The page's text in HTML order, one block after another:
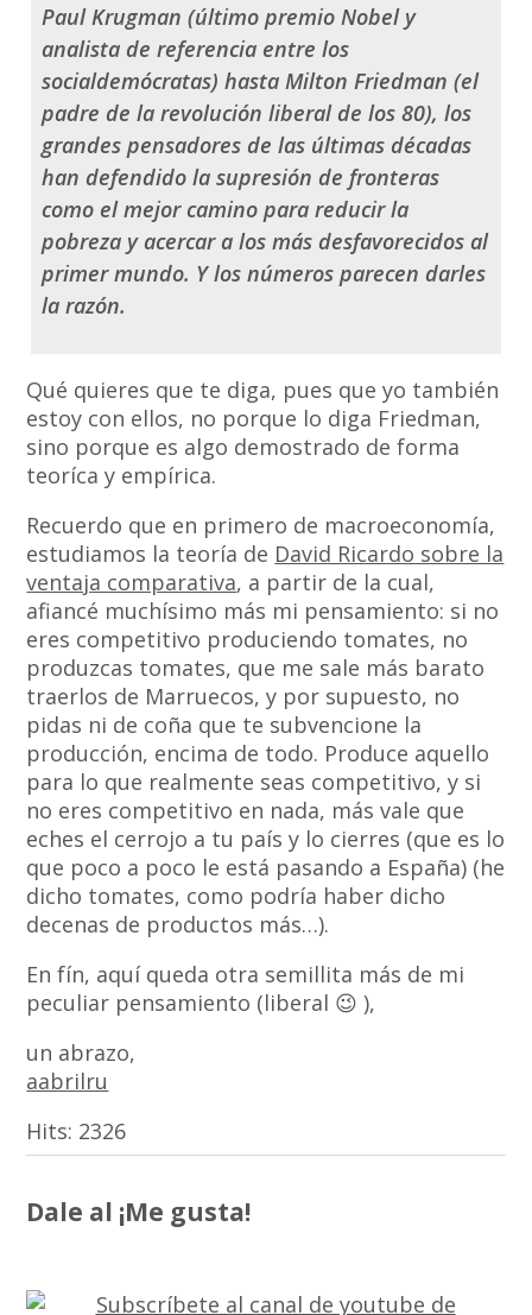
Paul Krugman (último premio Nobel y
analista de referencia entre los
socialdemócratas) hasta Milton Friedman (el
padre de la revolución liberal de los 80), los
grandes pensadores de las últimas décadas
han defendido la supresión de fronteras
como el mejor camino para reducir la
pobreza y acercar a los más desfavorecidos al
primer mundo. Y los números parecen darles
la razón.
Qué quieres que te diga, pues que yo también
estoy con ellos, no porque lo diga Friedman,
sino porque es algo demostrado de forma
teoríca y empírica.
Recuerdo que en primero de macroeconomía,
estudiamos la teoría de David Ricardo sobre la
ventaja comparativa, a partir de la cual,
afiancé muchísimo más mi pensamiento: si no
eres competitivo produciendo tomates, no
produzcas tomates, que me sale más barato
traerlos de Marruecos, y por supuesto, no
pidas ni de coña que te subvencione la
producción, encima de todo. Produce aquello
para lo que realmente seas competitivo, y si
no eres competitivo en nada, más vale que
eches el cerrojo a tu país y lo cierres (que es lo
que poco a poco le está pasando a España) (he
dicho tomates, como podría haber dicho
decenas de productos más…).
En fín, aquí queda otra semillita más de mi
peculiar pensamiento (liberal 😉 ),
un abrazo,
aabrilru
Hits: 2326
Dale al ¡Me gusta!